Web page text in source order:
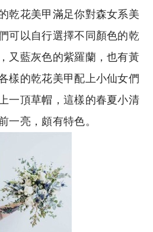
乾花美甲滿足你對森女系美
可以自行選擇不同顏色的乾
又藍灰色的紫羅蘭，也有黃
樣的乾花美甲配上小仙女們
一頂草帽，這樣的春夏小清
一亮，頗有特色。